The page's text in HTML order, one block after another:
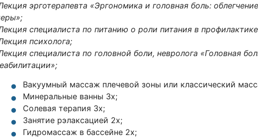
эрготерапевта «Эргономика и головная боль:
специалиста по питанию о роли питания в
психолога;
специалиста по головной боли, невролога «Головная
Вакуумный массаж плечевой зоны или классический
Минеральные ванны 3х;
Солевая терапия 3х;
Занятие рэлаксацией 2х;
Гидромассаж в бассейне 2х;